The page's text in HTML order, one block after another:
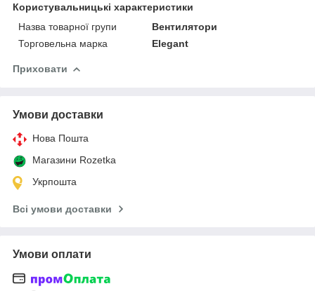
Користувальницькі характеристики
Назва товарної групи
Вентилятори
Торговельна марка
Elegant
Приховати
Умови доставки
Нова Пошта
Магазини Rozetka
Укрпошта
Всі умови доставки
Умови оплати